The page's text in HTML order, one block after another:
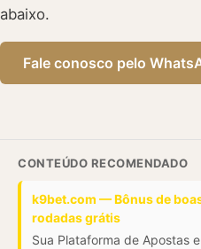
abaixo.
Fale conosco pelo
CONTEÚDO RECOMENDADO
k9bet.com — Bônus de
rodadas grátis
Sua Plataforma de Apostas